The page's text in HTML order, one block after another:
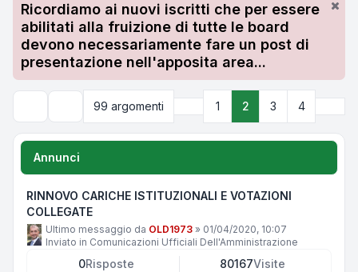
Ricordiamo ai nuovi iscritti che per essere
abilitati alla fruizione di tutte le board
devono necessariamente fare un post di
presentazione nell'apposita area...
99 argomenti Precedente
1 2 3 4
Annunci
RINNOVO CARICHE ISTITUZIONALI E VOTAZIONI
COLLEGATE
Ultimo messaggio da OLD1973 » 01/04/2020, 10:07
Inviato in Comunicazioni Ufficiali Dell'Amministrazione
0Risposte 80167Visite